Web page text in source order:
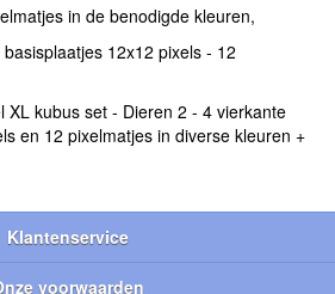
in de benodigde kleuren,
12x12 pixels - 12
XL kubus set - Dieren 2 - 4 vierkante
en 12 pixelmatjes in diverse kleuren +
Klantenservice
voorwaarden